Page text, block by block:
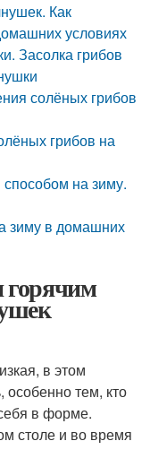
Как
условиях
Засолка грибов
солёных грибов
грибов на
способом на зиму.
зиму в домашних
горячим
в этом
особенно тем, кто
в форме.
столе и во время